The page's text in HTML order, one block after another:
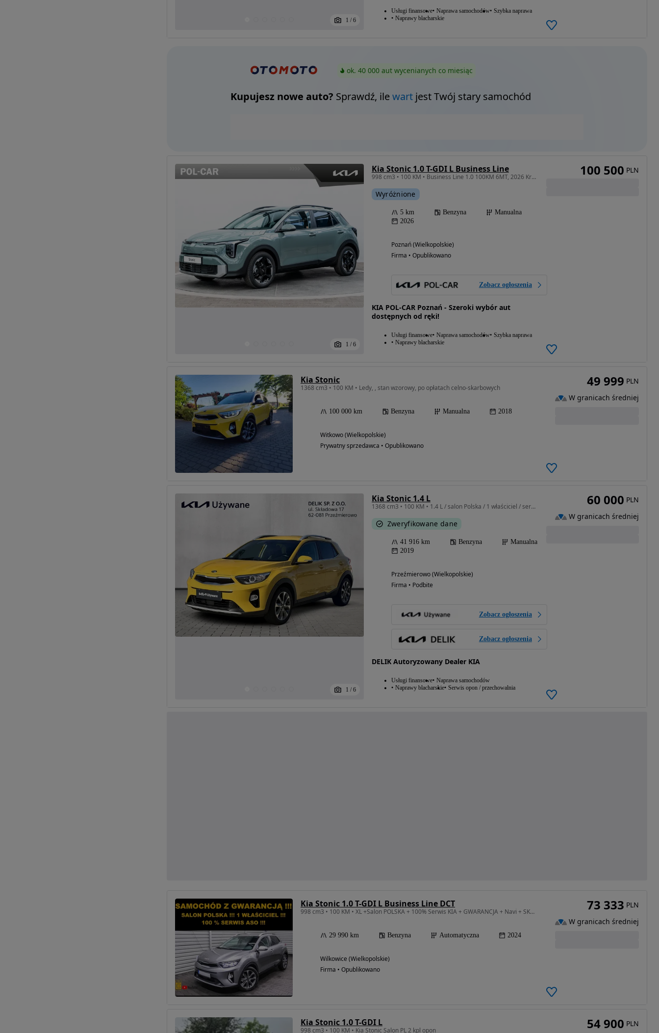
1 / 6
Usługi finansowe Naprawa samochodów Szybka naprawa
Naprawy blacharskie
ok. 40 000 aut wycenianych co miesiąc
Kupujesz nowe auto? Sprawdź, ilewartjest Twój stary samochód
1 / 6
Kia Stonic 1.0 T-GDI L Business Line
998 cm3 • 100 KM • Business Line 1.0 100KM 6MT, 2026 Kredyt 50/50 0%,Od ręki!
Wyróżnione
5 km Benzyna
Manualna
2026
Poznań (Wielkopolskie)
Firma • Opublikowano
Zobacz ogłoszenia
KIA POL-CAR Poznań - Szeroki wybór aut
dostępnych od ręki!
Usługi finansowe Naprawa samochodów Szybka naprawa
Naprawy blacharskie
100 500 PLN
Kia Stonic
1368 cm3 • 100 KM • Ledy, , stan wzorowy, po opłatach celno-skarbowych
100 000 km Benzyna Manualna 2018
Witkowo (Wielkopolskie)
Prywatny sprzedawca • Opublikowano
49 999 PLN
W granicach średniej
1 / 6
Kia Stonic 1.4 L
1368 cm3 • 100 KM • 1.4 L / salon Polska / 1 właściciel / serwis ASO
Zweryfikowane dane
41 916 km Benzyna
Manualna
2019
Przeźmierowo (Wielkopolskie)
Firma • Podbite
Zobacz ogłoszenia
Zobacz ogłoszenia
DELIK Autoryzowany Dealer KIA
Usługi finansowe Naprawa samochodów
Naprawy blacharskie Serwis opon / przechowalnia
60 000 PLN
W granicach średniej
Kia Stonic 1.0 T-GDI L Business Line DCT
998 cm3 • 100 KM • XL +Salon POLSKA + 100% Serwis KIA + GWARANCJA + Navi + SKÓRA + LEDy
29 990 km Benzyna Automatyczna 2024
Wilkowice (Wielkopolskie)
Firma • Opublikowano
73 333 PLN
W granicach średniej
Kia Stonic 1.0 T-GDI L
998 cm3 • 100 KM • Kia Stonic Salon PL 2 kpl opon 54 900 PLN